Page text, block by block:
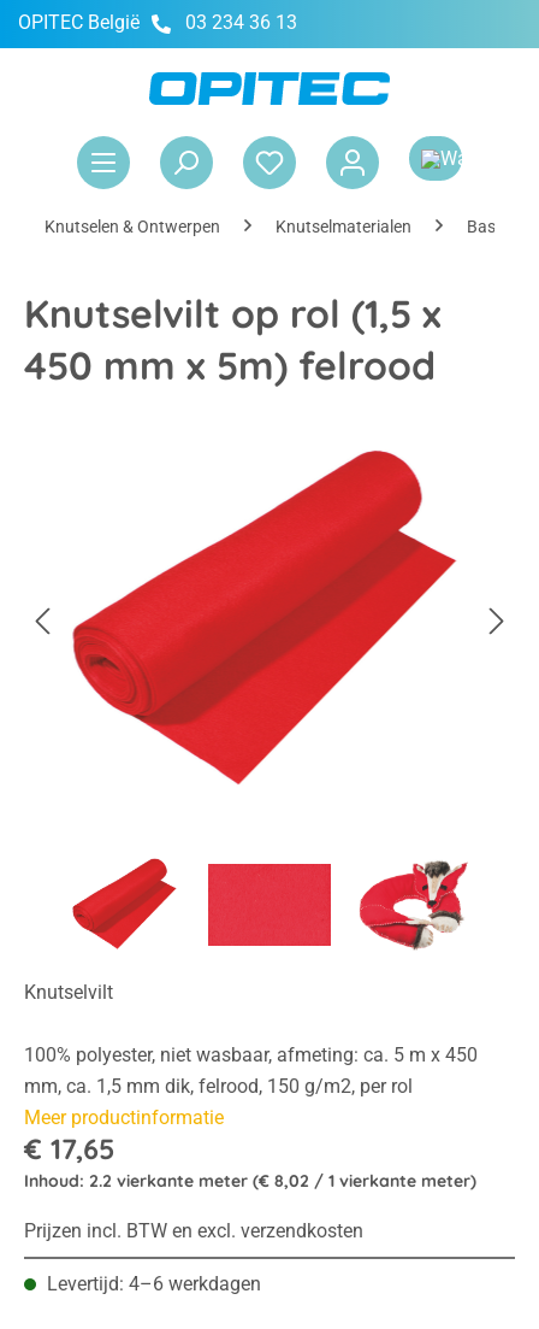
OPITEC België 03 234 36 13
Knutselen & Ontwerpen Knutselmaterialen
Knutselvilt op rol (1,5 x
450 mm x 5m) felrood
Knutselvilt
100% polyester, niet wasbaar, afmeting: ca. 5 m x 450
mm, ca. 1,5 mm dik, felrood, 150 g/m2, per rol
Meer productinformatie
€ 17,65
Inhoud: 2.2 vierkante meter (€ 8,02 / 1 vierkante meter)
Prijzen incl. BTW en excl. verzendkosten
Levertijd: 4–6 werkdagen